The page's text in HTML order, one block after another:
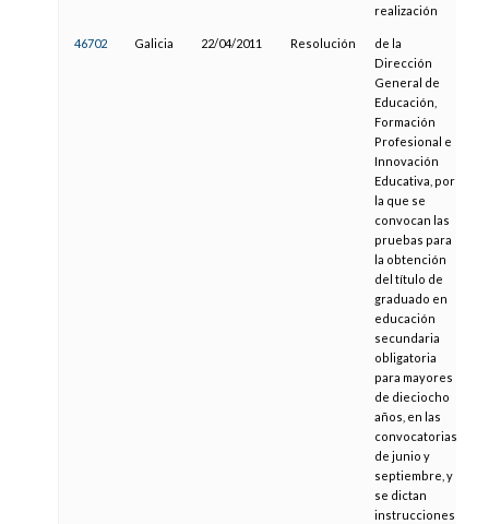
realización
46702 Galicia 22/04/2011 Resolución
de la
Dirección
General de
Educación,
Formación
Profesional e
Innovación
Educativa, por
la que se
convocan las
pruebas para
la obtención
del título de
graduado en
educación
secundaria
obligatoria
para mayores
de dieciocho
años, en las
convocatorias
de junio y
septiembre, y
se dictan
instrucciones